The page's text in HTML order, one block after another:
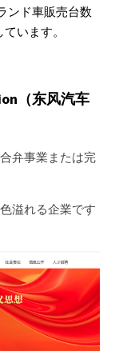
ンド車販売台数
います。
（东风汽车
弁事業または完
溢れる企業です